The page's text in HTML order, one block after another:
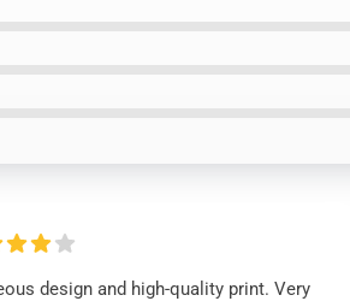
design and high-quality print. Very